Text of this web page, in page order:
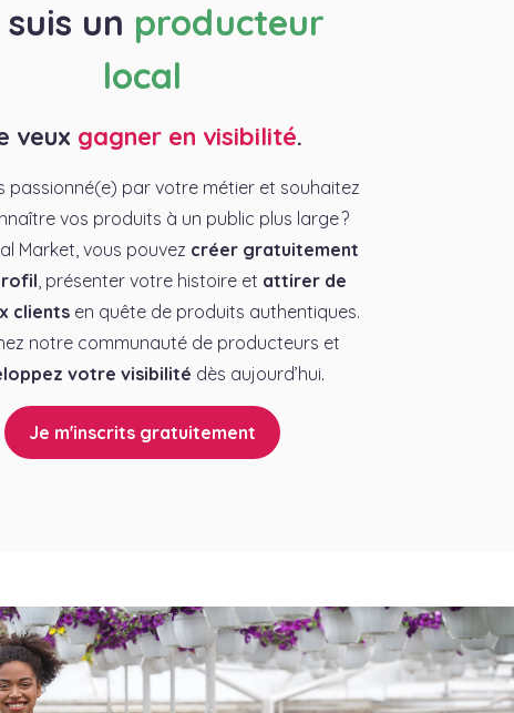
un producteur
local
veux gagner en visibilité.
passionné(e) par votre métier et souhaitez
vos produits à un public plus large ?
Market, vous pouvez créer gratuitement
, présenter votre histoire et attirer de
clientsen quête de produits authentiques.
notre communauté de producteurs et
votre visibilité dès aujourd’hui.
Je m'inscrits gratuitement